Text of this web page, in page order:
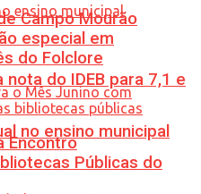
do IDEB para 7,1 e
no ensino municipal
Campo Mourão
especial em
do Folclore
Encontro
Públicas do